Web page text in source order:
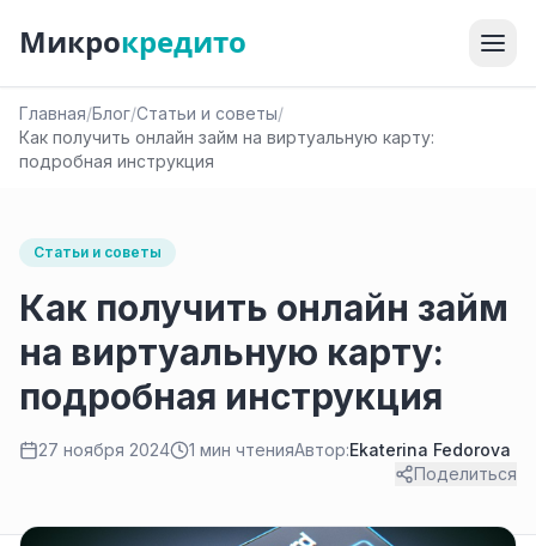
Микрокредито
Главная/Блог/Статьи и советы/
Как получить онлайн займ на виртуальную карту:
подробная инструкция
Статьи и советы
Как получить онлайн займ
на виртуальную карту:
подробная инструкция
27 ноября 2024 1 мин чтенияАвтор:Ekaterina Fedorova
Поделиться